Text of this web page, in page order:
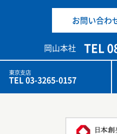
お問い合わ
岡山本社 TEL
東京支店
TEL 03-3265-0157